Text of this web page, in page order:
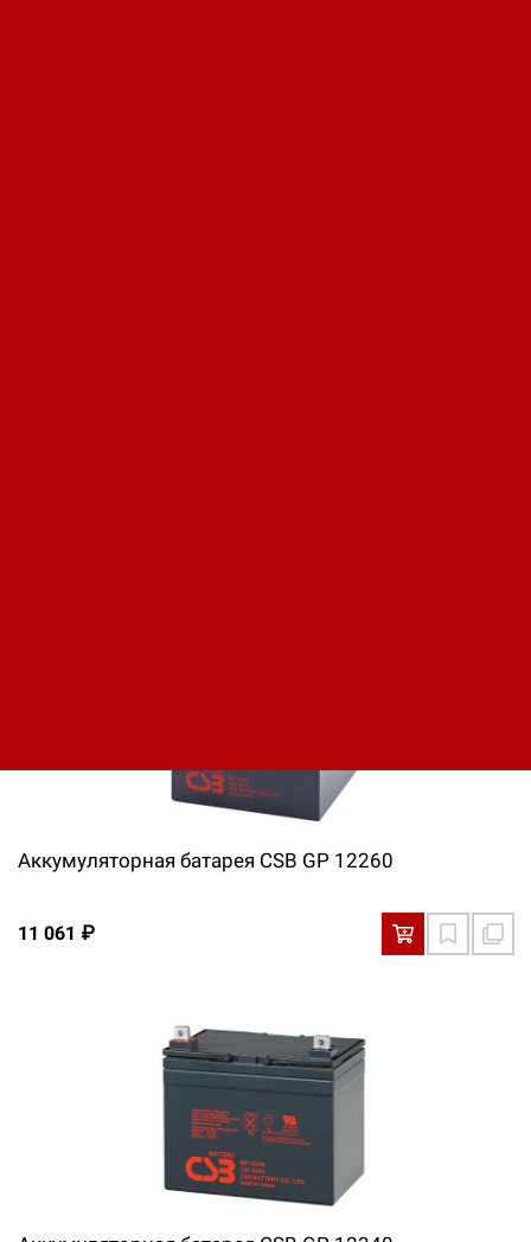
Аккумуляторная батарея CSB GP 12260
11 061 ₽